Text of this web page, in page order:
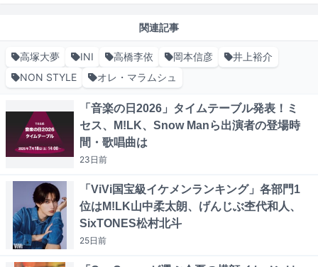
関連記事
高塚大夢 INI 高橋李依 岡本信彦
井上裕介
NON STYLE
オレ・マラムシュ
「音楽の日2026」タイムテーブル発表！ミ
セス、M!LK、Snow Manら出演者の登場時
間・歌唱曲は
23日前
「ViVi国宝級イケメンランキング」各部門1
位はM!LK山中柔太朗、げんじぶ杢代和人、
SixTONES松村北斗
25日前